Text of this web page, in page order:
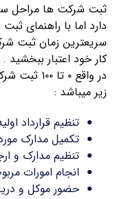
ثبت شرکت ها مراحل
دارد اما با راهنمای
سریعترین زمان ثبت
کار خود اعتبار ببخشید .
در واقع ۰
زیر میباشد :
تنظیم قرارداد
تکمیل مدارک
تنظیم مدارک و
انجام امورات
حضور موکل و